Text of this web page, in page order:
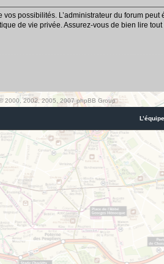
possibilités. L’administrateur du forum
de vie privée. Assurez-vous de bien lire
2000, 2002, 2005, 2007 phpBB Group